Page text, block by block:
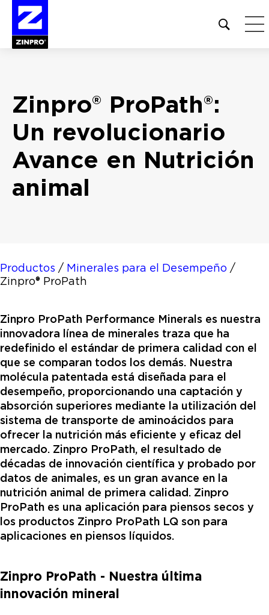
Open
site
Zinpro® ProPath®:
Un revolucionario
Avance en Nutrición
animal
Productos / Minerales para el Desempeño /
Zinpro® ProPath
Zinpro ProPath Performance Minerals es nuestra
innovadora línea de minerales traza que ha
redefinido el estándar de primera calidad con el
que se comparan todos los demás. Nuestra
molécula patentada está diseñada para el
desempeño, proporcionando una captación y
absorción superiores mediante la utilización del
sistema de transporte de aminoácidos para
ofrecer la nutrición más eficiente y eficaz del
mercado. Zinpro ProPath, el resultado de
décadas de innovación científica y probado por
datos de animales, es un gran avance en la
nutrición animal de primera calidad. Zinpro
ProPath es una aplicación para piensos secos y
los productos Zinpro ProPath LQ son para
aplicaciones en piensos líquidos.
Zinpro ProPath - Nuestra última
innovación mineral